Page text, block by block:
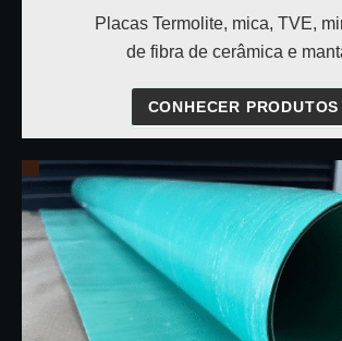
Placas Termolite, mica, TVE,
de fibra de cerâmica e
CONHECER PRODUTOS